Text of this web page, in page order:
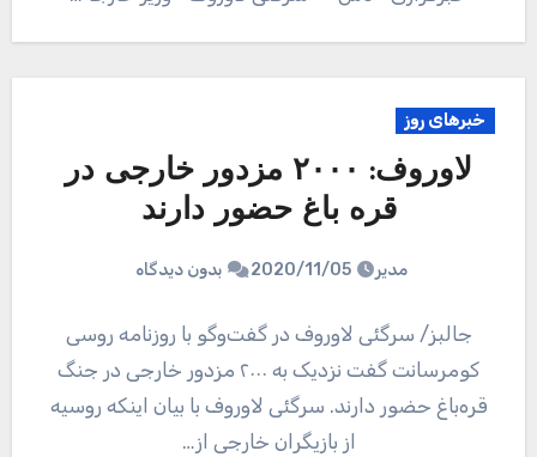
خبرهای روز
لاوروف: ۲۰۰۰ مزدور خارجی در
قره‌ باغ حضور دارند
مدیر 2020/11/05 بدون دیدگاه
جالبز/ سرگئی لاوروف در گفت‌وگو با روزنامه روسی
کومرسانت گفت نزدیک به ۲۰۰۰ مزدور خارجی در جنگ
قره‌باغ حضور دارند. سرگئی لاوروف با بیان اینکه روسیه
از بازیگران خارجی از…